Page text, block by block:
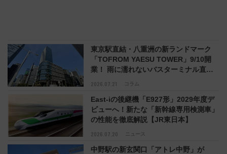
2026.07.21 コラム
東京駅直結・八重洲の新ランドマーク
「TOFROM YAESU TOWER」9/10開
業！ 雨に濡れないバスターミナル直結
2026.07.20 ニュース
East-iの後継機「E927形」2029年度デ
ビューへ！新たな「新幹線専用検測車」
の性能を徹底解説【JR東日本】
中野駅の新玄関口「アトレ中野」が